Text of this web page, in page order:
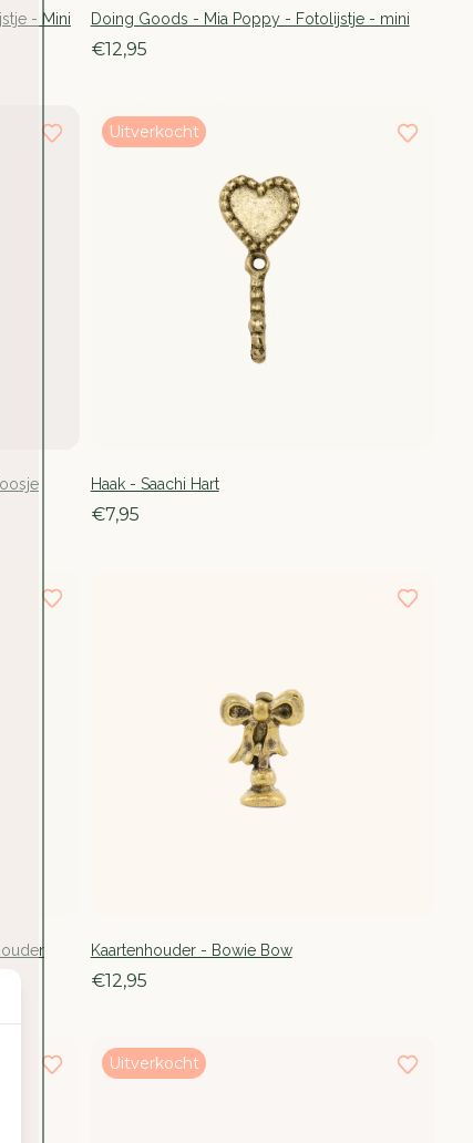
- Mini Doing Goods - Mia Poppy - Fotolijstje - mini
€12,95
Uitverkocht
Haak - Saachi Hart
€7,95
Kaartenhouder - Bowie Bow
€12,95
Uitverkocht